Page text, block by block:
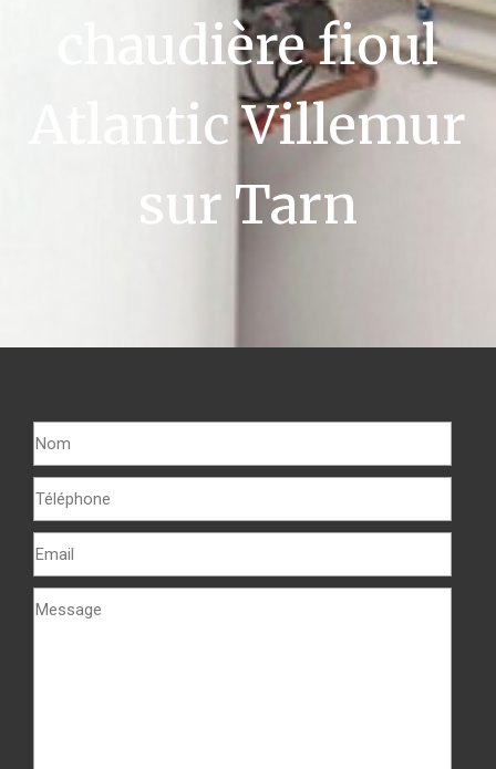
chaudière fioul
Atlantic Villemur
sur Tarn